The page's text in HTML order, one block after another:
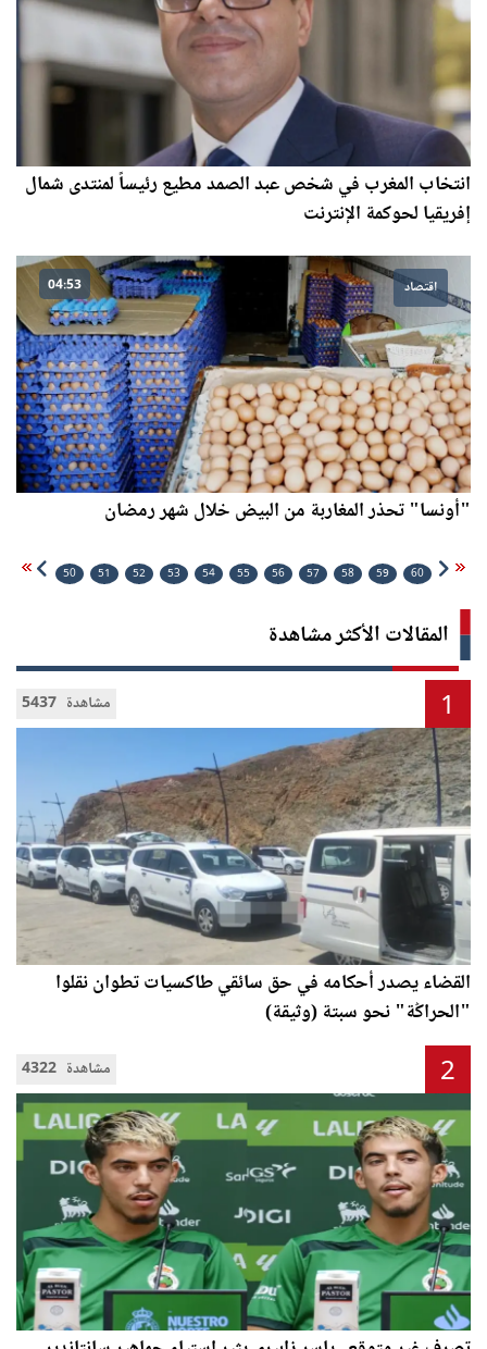
انتخاب المغرب في شخص عبد الصمد مطيع رئيساً لمنتدى شمال
إفريقيا لحوكمة الإنترنت
اقتصاد 04:53
"أونسا" تحذر المغاربة من البيض خلال شهر رمضان
50 51 52 53 54 55 56 57 58 59 60
المقالات الأكثر مشاهدة
5437 مشاهدة 1
القضاء يصدر أحكامه في حق سائقي طاكسيات تطوان نقلوا
"الحراݣة" نحو سبتة (وثيقة)
4322 مشاهدة 2